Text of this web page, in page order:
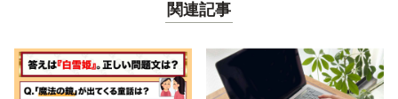
関連記事